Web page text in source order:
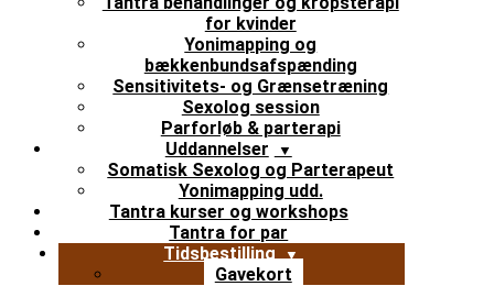
for kvinder
Yonimapping og
bækkenbundsafspænding
Sensitivitets- og Grænsetræning
Sexolog session
Parforløb & parterapi
Uddannelser
Somatisk Sexolog og Parterapeut
Yonimapping udd.
Tantra kurser og workshops
Tantra for par
Tidsbestilling
Gavekort